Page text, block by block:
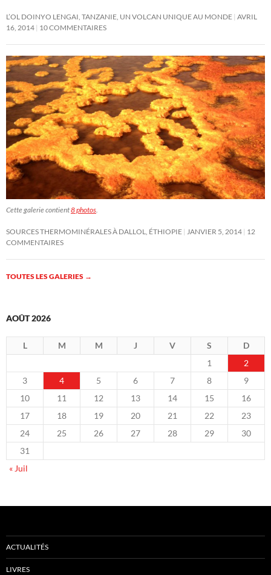
L’OL DOINYO LENGAI, TANZANIE, UN VOLCAN UNIQUE AU MONDE AVRIL
16, 2014 10 COMMENTAIRES
Cette galerie contient8 photos
SOURCES THERMOMINÉRALES À DALLOL, ÉTHIOPIE JANVIER 5, 2014 12
COMMENTAIRES
TOUTES LES GALERIES →
AOÛT 2026
L M M J V S
D
1
2
3
4 5 6 7 8
9
10
11 12 13 14 15
16
17
18 19 20 21 22
23
24
25 26 27 28 29
30
31
« Juil
ACTUALITÉS
LIVRES